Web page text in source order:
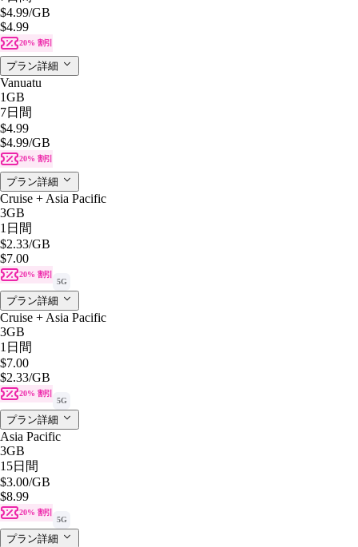
$4.99/GB
$4.99
20% 割引
プラン詳細
Vanuatu
1GB
7日間
$4.99
$4.99/GB
20% 割引
プラン詳細
Cruise + Asia Pacific
3GB
1日間
$2.33/GB
$7.00
20% 割引
5G
プラン詳細
Cruise + Asia Pacific
3GB
1日間
$7.00
$2.33/GB
20% 割引
5G
プラン詳細
Asia Pacific
3GB
15日間
$3.00/GB
$8.99
20% 割引
5G
プラン詳細